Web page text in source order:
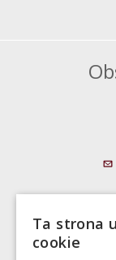
Ta strona
cookie